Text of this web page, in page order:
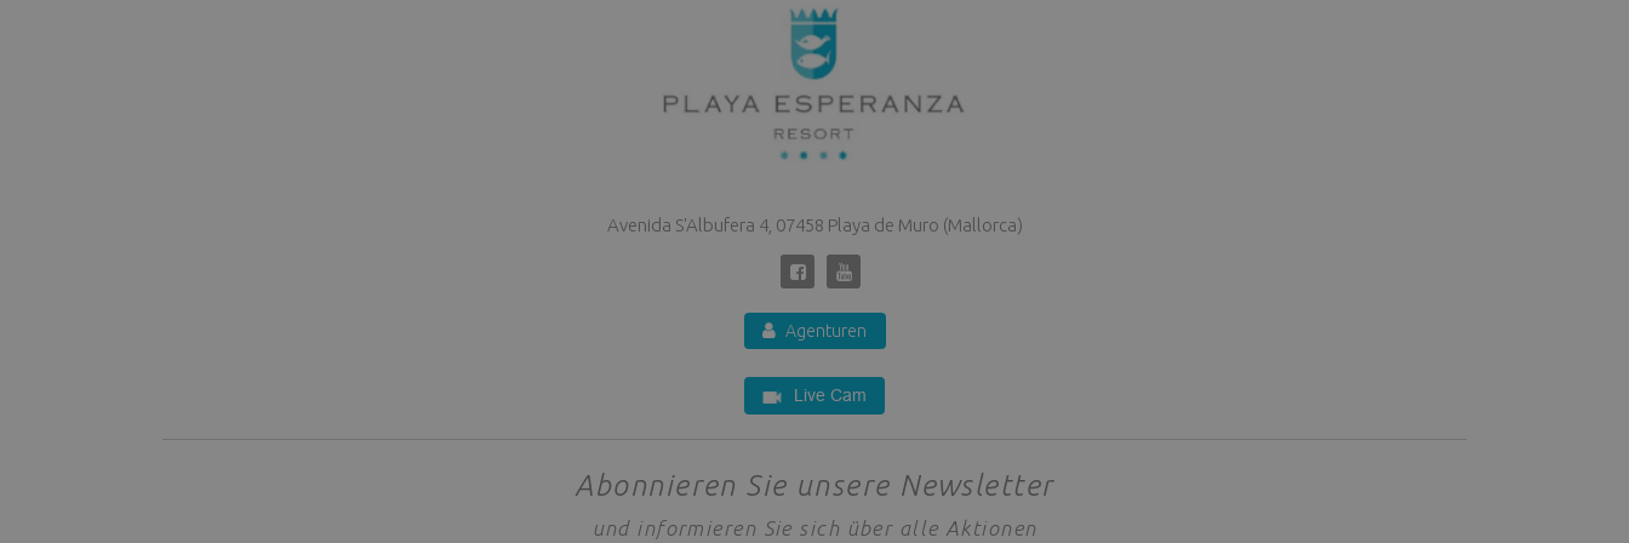
Avenida S'Albufera 4, 07458 Playa de Muro (Mallorca)
Agenturen
Live Cam
Abonnieren Sie unsere Newsletter
und informieren Sie sich über alle Aktionen